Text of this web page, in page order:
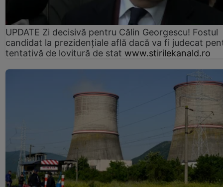
UPDATE Zi decisivă pentru Călin Georgescu! Fostul
candidat la prezidențiale află dacă va fi judecat
tentativă de lovitură de stat www.stirilekanald.ro